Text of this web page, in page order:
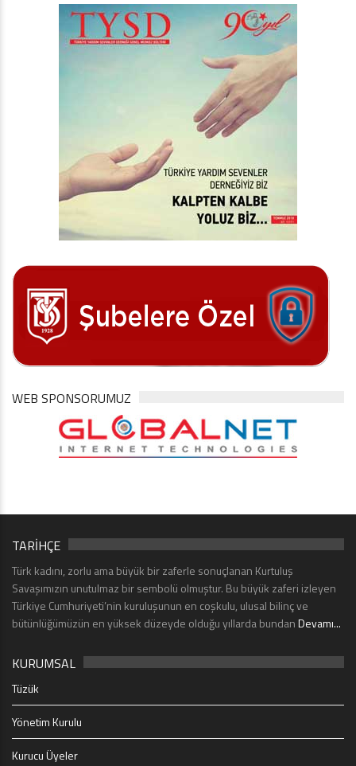
WEB SPONSORUMUZ
TARİHÇE
Türk kadını, zorlu ama büyük bir zaferle sonuçlanan Kurtuluş
Savaşımızın unutulmaz bir sembolü olmuştur. Bu büyük zaferi izleyen
Türkiye Cumhuriyeti’nin kuruluşunun en coşkulu, ulusal bilinç ve
bütünlüğümüzün en yüksek düzeyde olduğu yıllarda bundanDevamı...
KURUMSAL
Tüzük
Yönetim Kurulu
Kurucu Üyeler